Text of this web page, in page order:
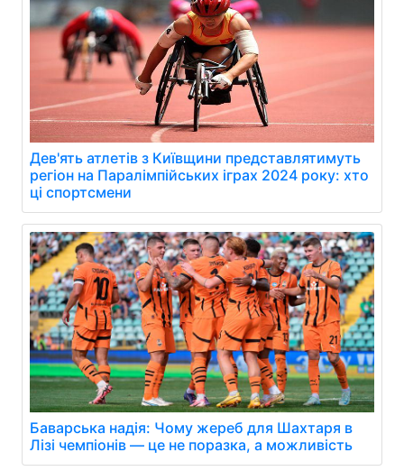
Дев'ять атлетів з Київщини представлятимуть
регіон на Паралімпійських іграх 2024 року: хто
ці спортсмени
Баварська надія: Чому жереб для Шахтаря в
Лізі чемпіонів — це не поразка, а можливість